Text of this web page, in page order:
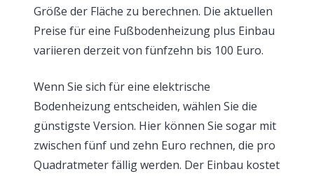
Größe der Fläche zu berechnen. Die aktuellen
Preise für eine Fußbodenheizung plus Einbau
variieren derzeit von fünfzehn bis 100 Euro.
Wenn Sie sich für eine elektrische
Bodenheizung entscheiden, wählen Sie die
günstigste Version. Hier können Sie sogar mit
zwischen fünf und zehn Euro rechnen, die pro
Quadratmeter fällig werden. Der Einbau kostet